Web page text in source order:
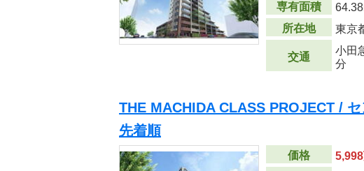
専有面積
所在地
東京
交通
小田
分
THE MACHIDA CLASS PROJECT / セ
先着順
価格